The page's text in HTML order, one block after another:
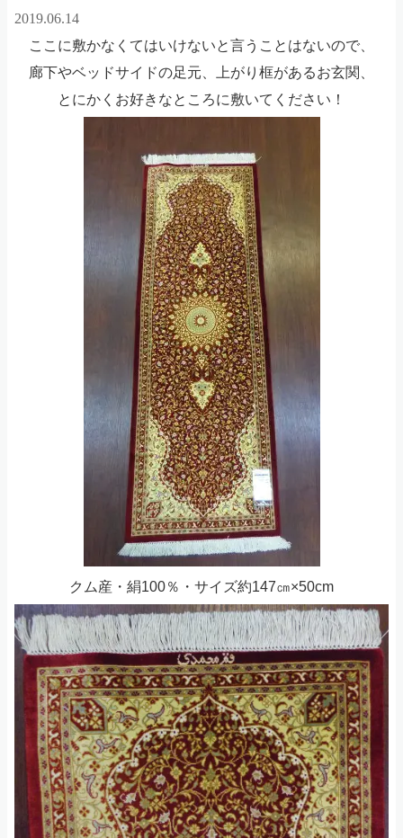
2019.06.14
ここに敷かなくてはいけないと言うことはないので、
廊下やベッドサイドの足元、上がり框があるお玄関、
とにかくお好きなところに敷いてください！
クム産・絹100％・サイズ約147㎝×50cm